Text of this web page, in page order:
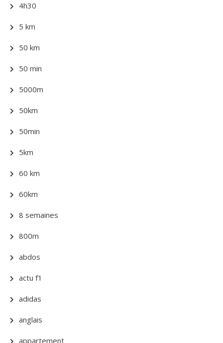
4h30
5 km
50 km
50 min
5000m
50km
50min
5km
60 km
60km
8 semaines
800m
abdos
actu f1
adidas
anglais
appartement